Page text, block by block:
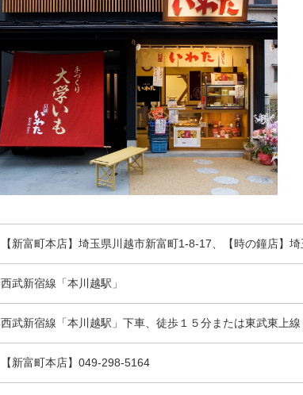
【新富町本店】埼玉県川越市新富町1-8-17、【時の鐘店】
西武新宿線「本川越駅」
西武新宿線「本川越駅」下車、徒歩１５分または東武東上
【新富町本店】049-298-5164